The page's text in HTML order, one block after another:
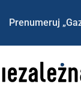
Prenumeruj